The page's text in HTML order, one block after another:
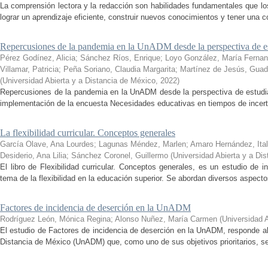
La comprensión lectora y la redacción son habilidades fundamentales que
lograr un aprendizaje eficiente, construir nuevos conocimientos y tener una
Repercusiones de la pandemia en la UnADM desde la perspectiva de
Pérez Godínez, Alicia; Sánchez Ríos, Enrique; Loyo González, María
Villamar, Patricia; Peña Soriano, Claudia Margarita; Martínez de Jesús,
(Universidad Abierta y a Distancia de México, 2022)
Repercusiones de la pandemia en la UnADM desde la perspectiva de
implementación de la encuesta Necesidades educativas en tiempos de
La flexibilidad curricular. Conceptos generales
García Olave, Ana Lourdes; Lagunas Méndez, Marlen; Amaro Hernández,
Desiderio, Ana Lilia; Sánchez Coronel, Guillermo (Universidad Abierta y a
El libro de Flexibilidad curricular. Conceptos generales, es un estudio de
tema de la flexibilidad en la educación superior. Se abordan diversos
Factores de incidencia de deserción en la UnADM
Rodríguez León, Mónica Regina; Alonso Nuñez, María Carmen (Universidad
El estudio de Factores de incidencia de deserción en la UnADM, responde
Distancia de México (UnADM) que, como uno de sus objetivos prioritarios,